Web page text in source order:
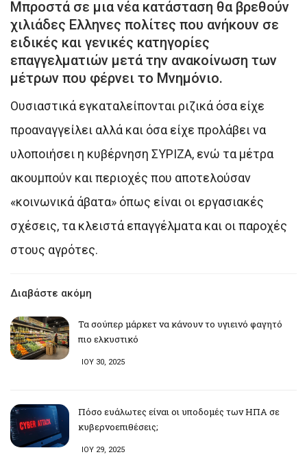
Μπροστά σε μια νέα κατάσταση θα βρεθούν
χιλιάδες Ελληνες πολίτες που ανήκουν σε
ειδικές και γενικές κατηγορίες
επαγγελματιών μετά την ανακοίνωση των
μέτρων που φέρνει το Μνημόνιο.
Ουσιαστικά εγκαταλείπονται ριζικά όσα είχε
προαναγγείλει αλλά και όσα είχε προλάβει να
υλοποιήσει η κυβέρνηση ΣΥΡΙΖΑ, ενώ τα μέτρα
ακουμπούν και περιοχές που αποτελούσαν
«κοινωνικά άβατα» όπως είναι οι εργασιακές
σχέσεις, τα κλειστά επαγγέλματα και οι παροχές
στους αγρότες.
Διαβάστε ακόμη
Τα σούπερ μάρκετ να κάνουν το υγιεινό φαγητό
πιο ελκυστικό
ΙΟΥ 30, 2025
Πόσο ευάλωτες είναι οι υποδομές των ΗΠΑ σε
κυβερνοεπιθέσεις;
ΙΟΥ 29, 2025